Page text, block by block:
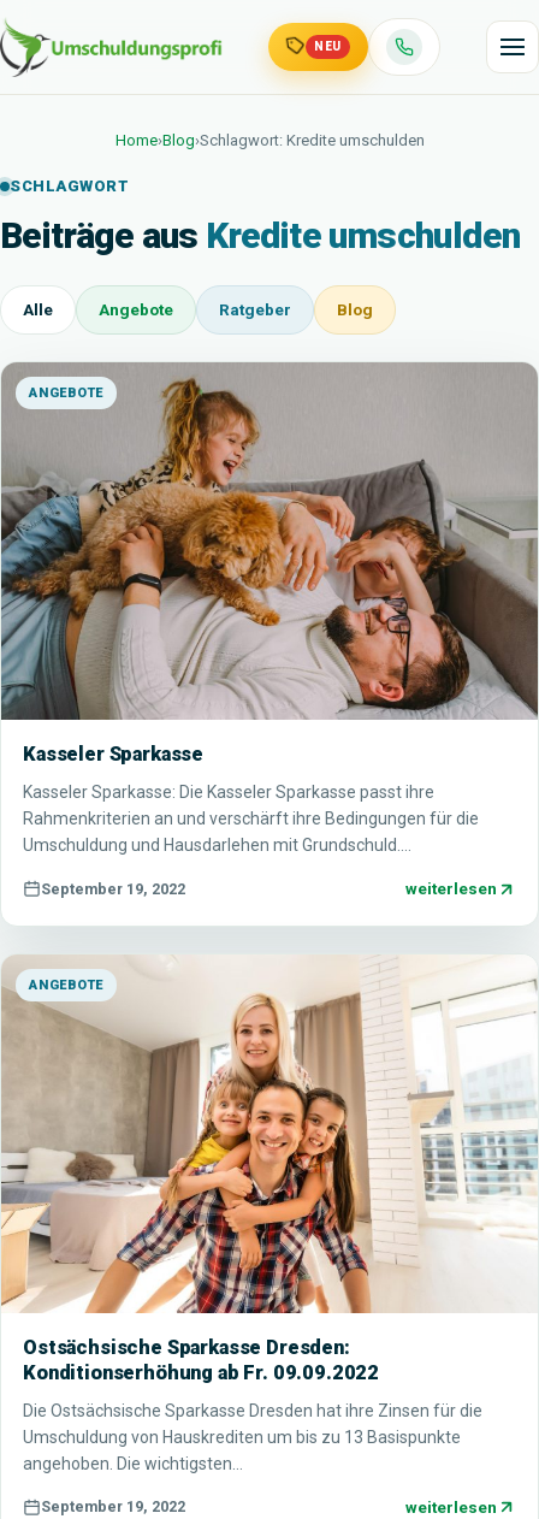
NEU
Home›Blog›Schlagwort: Kredite umschulden
SCHLAGWORT
Beiträge aus Kredite umschulden
Alle Angebote Ratgeber Blog
ANGEBOTE
Kasseler Sparkasse
Kasseler Sparkasse: Die Kasseler Sparkasse passt ihre
Rahmenkriterien an und verschärft ihre Bedingungen für die
Umschuldung und Hausdarlehen mit Grundschuld.…
September 19, 2022 weiterlesen
ANGEBOTE
Ostsächsische Sparkasse Dresden:
Konditionserhöhung ab Fr. 09.09.2022
Die Ostsächsische Sparkasse Dresden hat ihre Zinsen für die
Umschuldung von Hauskrediten um bis zu 13 Basispunkte
angehoben. Die wichtigsten…
September 19, 2022 weiterlesen